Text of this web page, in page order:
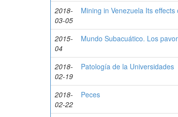
2018-
03-05
Mining in Venezuela Its
2015-
04
Mundo Subacuático. Los
2018-
02-19
Patología de la Universidades
2018-
02-22
Peces